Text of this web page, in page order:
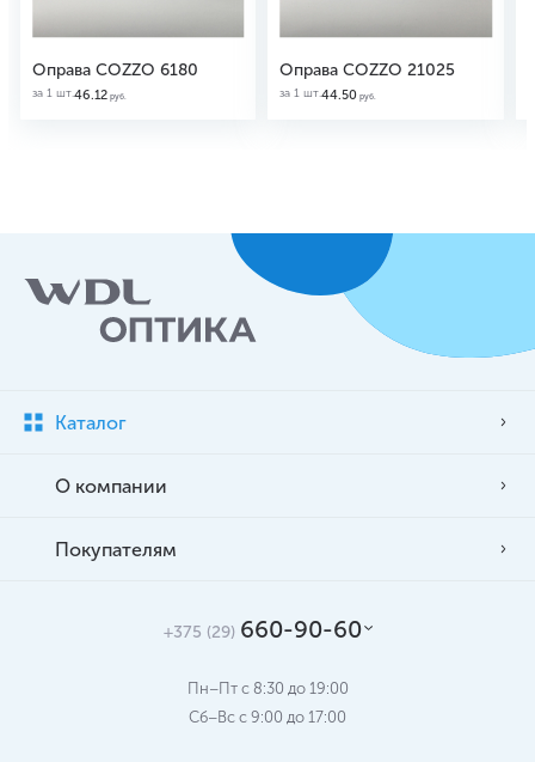
Оправа COZZO 6180
за 1 шт.46.12 руб.
Оправа COZZO 21025
за 1 шт.44.50 руб.
Каталог
О компании
Покупателям
+375 (29) 660-90-60
Пн–Пт с 8:30 до 19:00
Сб–Вс c 9:00 до 17:00